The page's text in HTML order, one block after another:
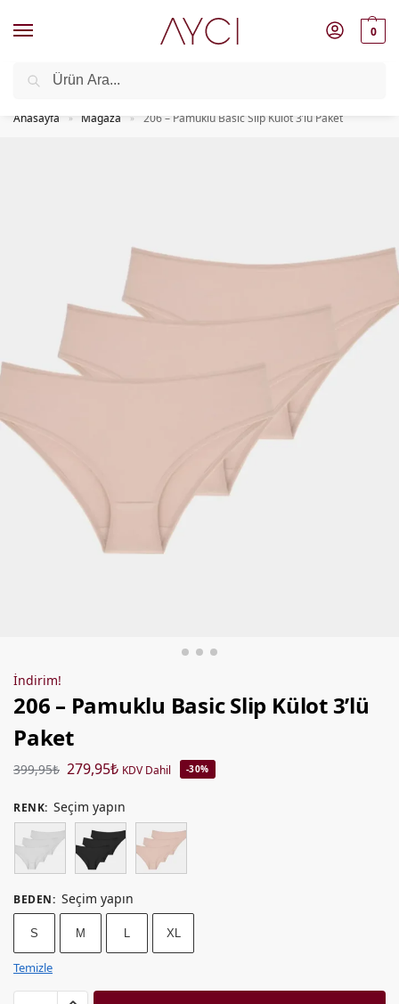
0
1000
Anasayfa » Mağaza » 206 – Pamuklu Basic Slip Külot 3’lü Paket
İndirim!
206 – Pamuklu Basic Slip Külot 3’lü
Paket
399,95₺ 279,95₺ KDV Dahil -30%
RENK: Seçim yapın
BEDEN: Seçim yapın
S M L XL
Temizle